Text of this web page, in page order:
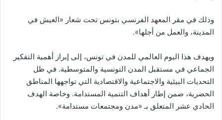
وذلك في مقر المعهد الفرنسي بتونس تحت شعار «العيش في
المدينة، والعمل من أجلها».
ويهدف هذا اليوم العالمي للمدن في تونس، إلى إبراز أهمية التفكير
الجماعي في مستقبل المدن التونسية والمتوسطية. في ظل
التحديات البيئية والاجتماعية والاقتصادية التي تواجهها المناطق
الحضرية، ضمن إطار أهداف التنمية المستدامة. وخاصة الهدف
الحادي عشر المتعلق بـ «مدن ومجتمعات مستدامة».